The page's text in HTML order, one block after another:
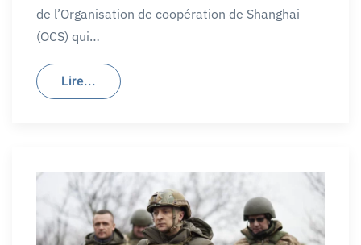
de l’Organisation de coopération de Shanghai
(OCS) qui…
Lire...